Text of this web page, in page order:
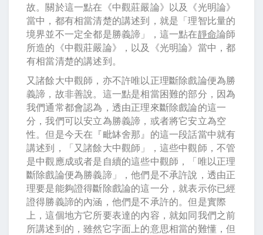
故。關於這一點在《中觀莊嚴論》以及《光明論》
當中，都有相當清楚的講述到，就是「理智比量的
境界並不一定全都是勝義諦」，這一點在靜命論師
所造的《中觀莊嚴論》，以及《光明論》當中，都
有相當清楚的講述到。
又諸餘大中觀師，亦不許唯以正理斷除戲論便為勝
義諦，故非善說。這一點是相當困難的部分，因為
我們通常都會認為，透由正理來斷除戲論的這一
分，我們可以安立為勝義諦，或者將它安立為空
性。但是今天在『毗缽舍那』的這一段話當中就有
講述到，「又諸餘大中觀師」，這些中觀師，不管
是中觀應成或者是自續的這些中觀師，「唯以正理
斷除戲論便為勝義諦」，他們是不承許說，透由正
理要是能夠證得斷除戲論的這一分，就表示你已經
證得勝義諦的內涵，他們是不承許的。但是實際
上，這個地方它所要表達的內容，就如同我們之前
所講述到的，雖然它字面上的意思相當的難懂，但